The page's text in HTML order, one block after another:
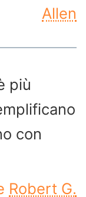
Allen
più
con
Robert G.